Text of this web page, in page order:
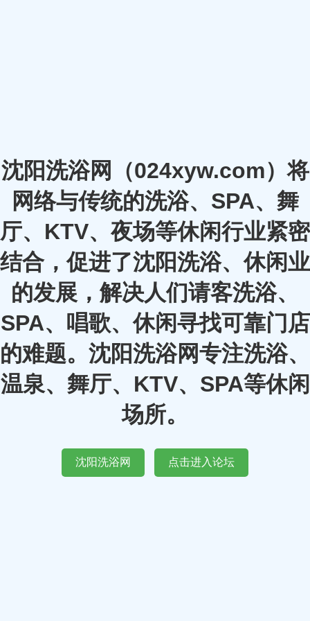
沈阳洗浴网（024xyw.com）将
网络与传统的洗浴、SPA、舞
厅、KTV、夜场等休闲行业紧密
结合，促进了沈阳洗浴、休闲业
的发展，解决人们请客洗浴、
SPA、唱歌、休闲寻找可靠门店
的难题。沈阳洗浴网专注洗浴、
温泉、舞厅、KTV、SPA等休闲
场所。
沈阳洗浴网 点击进入论坛